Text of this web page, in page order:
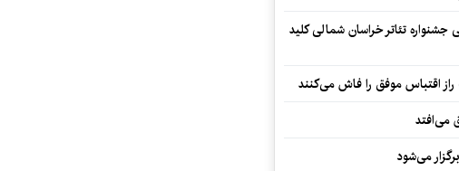
جشنواره تئاتر خراسان شمالی کلید
اقتباس موفق را فاش می‌کنند
می‌افتد
می‌شود